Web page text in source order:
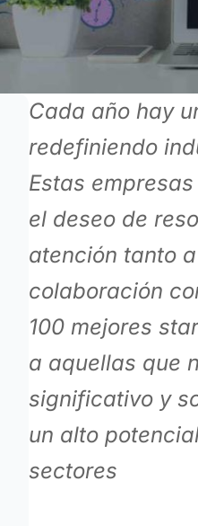
Cada año hay
redefiniendo
Estas
el deseo de
atención tanto
colaboración
100 mejores
a aquellas que
significativo y
un alto
sectores